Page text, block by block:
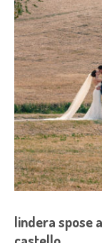
lindera spose